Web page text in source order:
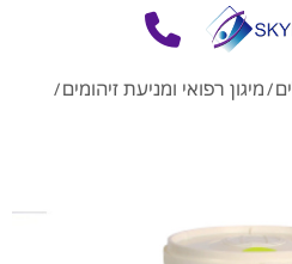
/מיגון רפואי ומניעת זיהומים/